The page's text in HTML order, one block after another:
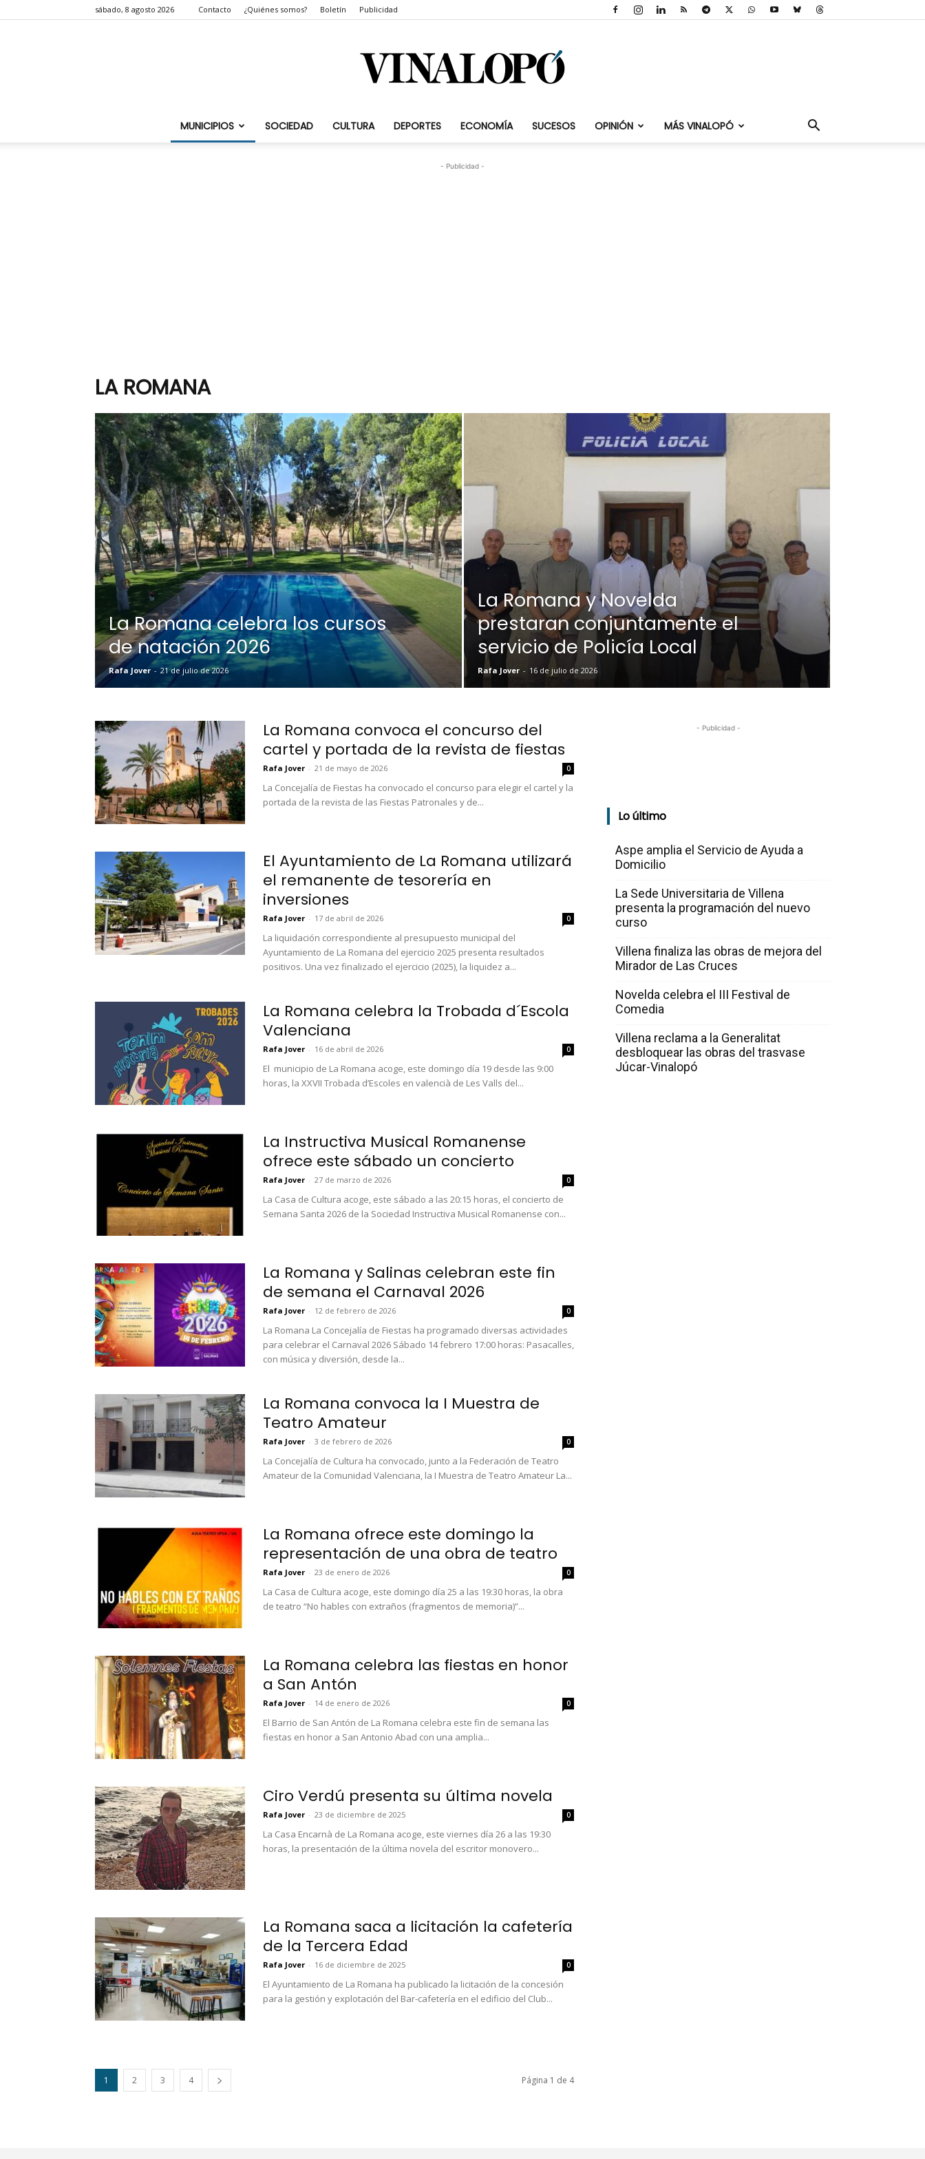
sábado, 8 agosto 2026 Contacto ¿Quiénes somos? Boletín Publicidad
Vinalopó.com
MUNICIPIOS SOCIEDAD CULTURA DEPORTES ECONOMÍA SUCESOS OPINIÓN MÁS VINALOPÓ
- Publicidad -
LA ROMANA
La Romana celebra los cursos
de natación 2026
Rafa Jover - 21 de julio de 2026
La Romana y Novelda
prestaran conjuntamente el
servicio de Policía Local
Rafa Jover - 16 de julio de 2026
La Romana convoca el concurso del
cartel y portada de la revista de fiestas
Rafa Jover - 21 de mayo de 2026 0
La Concejalía de Fiestas ha convocado el concurso para elegir el cartel y la
portada de la revista de las Fiestas Patronales y de...
El Ayuntamiento de La Romana utilizará
el remanente de tesorería en
inversiones
Rafa Jover - 17 de abril de 2026 0
La liquidación correspondiente al presupuesto municipal del
Ayuntamiento de La Romana del ejercicio 2025 presenta resultados
positivos. Una vez finalizado el ejercicio (2025), la liquidez a...
La Romana celebra la Trobada d´Escola
Valenciana
Rafa Jover - 16 de abril de 2026 0
El municipio de La Romana acoge, este domingo día 19 desde las 9:00
horas, la XXVII Trobada d’Escoles en valencià de Les Valls del...
La Instructiva Musical Romanense
ofrece este sábado un concierto
Rafa Jover - 27 de marzo de 2026 0
La Casa de Cultura acoge, este sábado a las 20:15 horas, el concierto de
Semana Santa 2026 de la Sociedad Instructiva Musical Romanense con...
La Romana y Salinas celebran este fin
de semana el Carnaval 2026
Rafa Jover - 12 de febrero de 2026 0
La Romana La Concejalía de Fiestas ha programado diversas actividades
para celebrar el Carnaval 2026 Sábado 14 febrero 17:00 horas: Pasacalles,
con música y diversión, desde la...
La Romana convoca la I Muestra de
Teatro Amateur
Rafa Jover - 3 de febrero de 2026 0
La Concejalía de Cultura ha convocado, junto a la Federación de Teatro
Amateur de la Comunidad Valenciana, la I Muestra de Teatro Amateur La...
La Romana ofrece este domingo la
representación de una obra de teatro
Rafa Jover - 23 de enero de 2026 0
La Casa de Cultura acoge, este domingo día 25 a las 19:30 horas, la obra
de teatro “No hables con extraños (fragmentos de memoria)”...
La Romana celebra las fiestas en honor
a San Antón
Rafa Jover - 14 de enero de 2026 0
El Barrio de San Antón de La Romana celebra este fin de semana las
fiestas en honor a San Antonio Abad con una amplia...
Ciro Verdú presenta su última novela
Rafa Jover - 23 de diciembre de 2025 0
La Casa Encarnà de La Romana acoge, este viernes día 26 a las 19:30
horas, la presentación de la última novela del escritor monovero...
La Romana saca a licitación la cafetería
de la Tercera Edad
Rafa Jover - 16 de diciembre de 2025 0
El Ayuntamiento de La Romana ha publicado la licitación de la concesión
para la gestión y explotación del Bar-cafetería en el edificio del Club...
1 2 3 4 Página 1 de 4
- Publicidad -
Lo último
Aspe amplia el Servicio de Ayuda a
Domicilio
La Sede Universitaria de Villena
presenta la programación del nuevo
curso
Villena finaliza las obras de mejora del
Mirador de Las Cruces
Novelda celebra el III Festival de
Comedia
Villena reclama a la Generalitat
desbloquear las obras del trasvase
Júcar-Vinalopó